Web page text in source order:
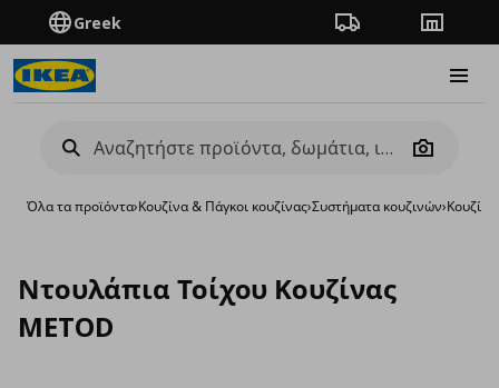
Greek Πορεία παραγγελίας
Camera
Όλα τα προϊόντα›Κουζίνα & Πάγκοι κουζίνας›Συστήματα κουζινών›
Ντουλάπια Τοίχου Κουζίνας
METOD